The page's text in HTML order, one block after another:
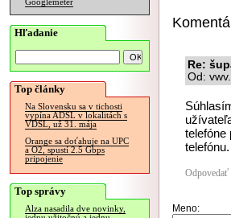
Googlemeter
Hľadanie
Top články
Na Slovensku sa v tichosti
vypína ADSL v lokalitách s
VDSL, už 31. mája
Orange sa doťahuje na UPC
a O2, spustí 2.5 Gbps
pripojenie
Top správy
Alza nasadila dve novinky,
Re:
Od:
telefóne
telefónu.
Odpovedať
Meno: